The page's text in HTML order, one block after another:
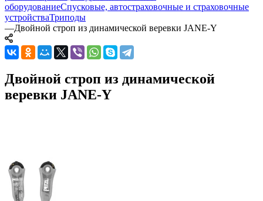
оборудованиеСпусковые, автостраховочные и страховочные
устройстваТриподы
—Двойной строп из динамической веревки JANE-Y
Двойной строп из динамической
веревки JANE-Y